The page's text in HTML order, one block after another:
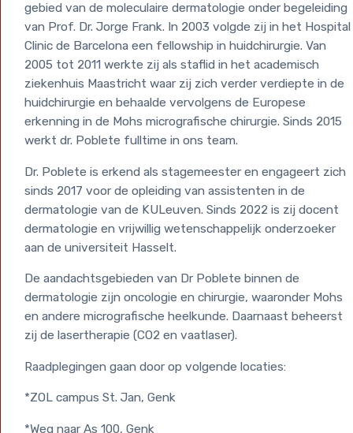
gebied van de moleculaire dermatologie onder begeleiding
van Prof. Dr. Jorge Frank. In 2003 volgde zij in het Hospital
Clinic de Barcelona een fellowship in huidchirurgie. Van
2005 tot 2011 werkte zij als staflid in het academisch
ziekenhuis Maastricht waar zij zich verder verdiepte in de
huidchirurgie en behaalde vervolgens de Europese
erkenning in de Mohs micrografische chirurgie. Sinds 2015
werkt dr. Poblete fulltime in ons team.
Dr. Poblete is erkend als stagemeester en engageert zich
sinds 2017 voor de opleiding van assistenten in de
dermatologie van de KULeuven. Sinds 2022 is zij docent
dermatologie en vrijwillig wetenschappelijk onderzoeker
aan de universiteit Hasselt.
De aandachtsgebieden van Dr Poblete binnen de
dermatologie zijn oncologie en chirurgie, waaronder Mohs
en andere micrografische heelkunde. Daarnaast beheerst
zij de lasertherapie (CO2 en vaatlaser).
Raadplegingen gaan door op volgende locaties:
*ZOL campus St. Jan, Genk
*Weg naar As 100, Genk